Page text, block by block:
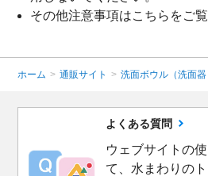
その他注意事項はこちら をご
ホーム > 通販サイト > 洗面ボウル（洗面器
よくある質問
ウェブサイトの
て、水まわりの